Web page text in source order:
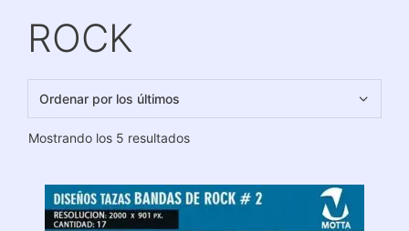
ROCK
Mostrando los 5 resultadosOrdenado
últimos